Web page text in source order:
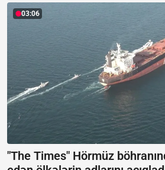
03:06
"The Times" Hörmüz